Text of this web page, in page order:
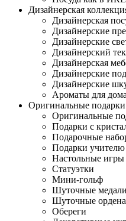
Дизайнерская
Дизайнерская
Дизайнерские
Дизайнерские
Дизайнерский
Дизайнерская
Дизайнерские
Дизайнерские
Ароматы для дома
Оригинальные подарки
Оригинальные
Подарки с
Подарочные
Подарки
Настольные игры
Статуэтки
Мини-гольф
Шуточные медали
Шуточные ордена
Обереги